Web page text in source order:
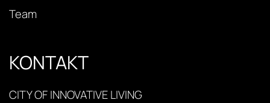
Team
KONTAKT
CITY OF INNOVATIVE LIVING